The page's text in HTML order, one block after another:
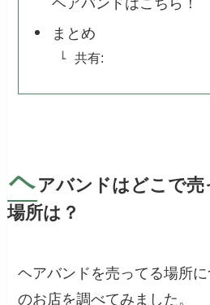
まとめ
共有:
ヘアバンドはどこで
場所は？
ヘアバンドを売ってる場所
のお店を調べてみました。